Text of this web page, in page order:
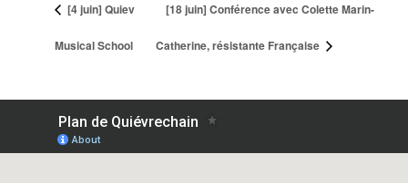
[4 juin] Quiev
Musical School
[18 juin] Conférence avec Colette Marin-
Catherine, résistante Française